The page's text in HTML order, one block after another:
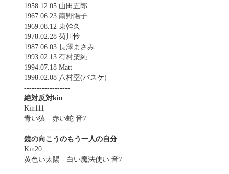
1958.12.05 山田五郎
1967.06.23 南野陽子
1969.08.12 東幹久
1978.02.28 菊川怜
1987.06.03 長澤まさみ
1993.02.13 有村架純
1994.07.18 Matt
1998.02.08 八村塁(バスケ)
------------------
絶対反対kin
Kin111
青い猿 - 赤い蛇 音7
------------------
鏡の向こうのもう一人の自分
Kin20
黄色い太陽 - 白い魔法使い 音7